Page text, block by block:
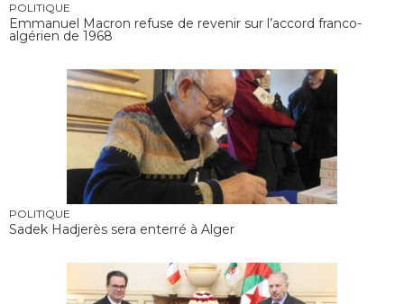
POLITIQUE
Emmanuel Macron refuse de revenir sur l’accord franco-
algérien de 1968
POLITIQUE
Sadek Hadjerès sera enterré à Alger